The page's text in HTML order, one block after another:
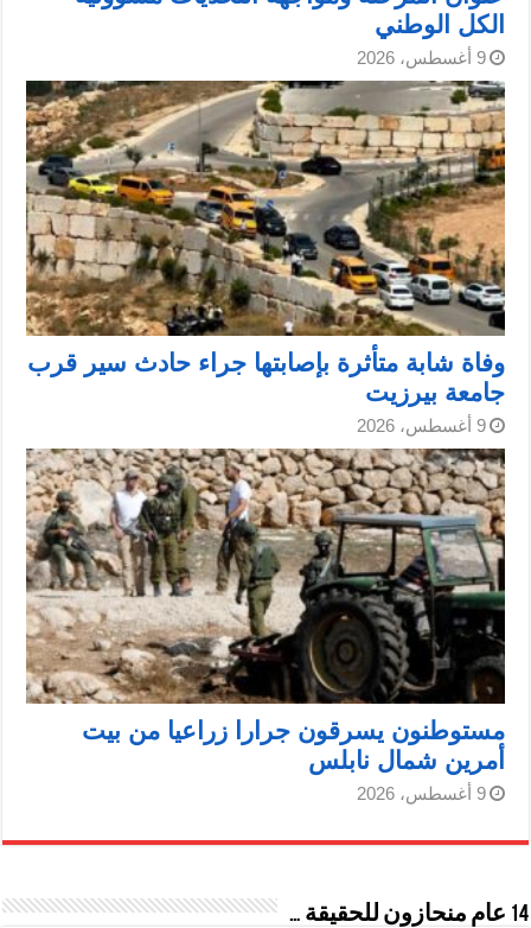
الكل الوطني
9 أغسطس، 2026
وفاة شابة متأثرة بإصابتها جراء حادث سير قرب
جامعة بيرزيت
9 أغسطس، 2026
مستوطنون يسرقون جرارا زراعيا من بيت
أمرين شمال نابلس
9 أغسطس، 2026
14 عام منحازون للحقيقة …